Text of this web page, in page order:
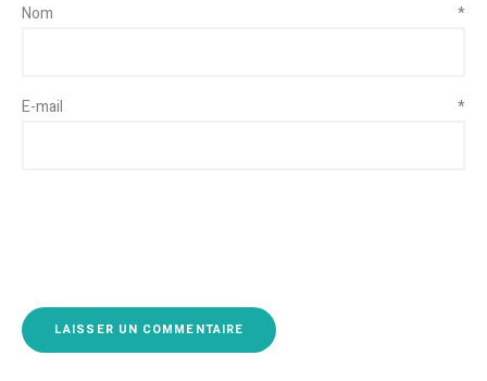
Nom *
E-mail *